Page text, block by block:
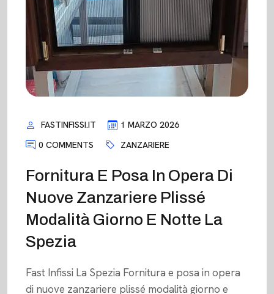
FASTINFISSI.IT
1 MARZO 2026
0 COMMENTS
ZANZARIERE
Fornitura E Posa In Opera Di
Nuove Zanzariere Plissé
Modalità Giorno E Notte La
Spezia
Fast Infissi La Spezia Fornitura e posa in opera
di nuove zanzariere plissé modalità giorno e